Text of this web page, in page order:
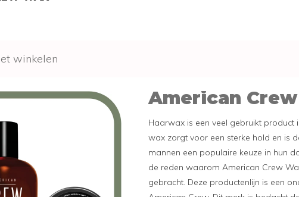
winkelen
American
Haarwax is een veel gebruikt product
wax zorgt voor een sterke hold en is
mannen een populaire keuze in hun
de reden waarom American Crew
gebracht. Deze productenlijn is een